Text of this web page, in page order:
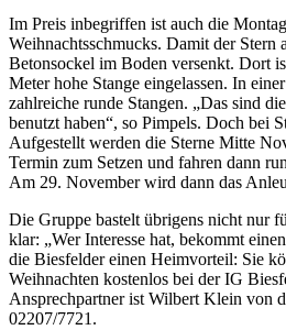
Im Preis inbegriffen ist auch die
Weihnachtsschmucks. Damit der Stern
Betonsockel im Boden versenkt. Dort
Meter hohe Stange eingelassen. In
zahlreiche runde Stangen. „Das sind
benutzt haben“, so Pimpels. Doch bei
Aufgestellt werden die Sterne Mitte
Termin zum Setzen und fahren dann
Am 29. November wird dann das
Die Gruppe bastelt übrigens nicht nur
klar: „Wer Interesse hat, bekommt
die Biesfelder einen Heimvorteil: Sie
Weihnachten kostenlos bei der IG
Ansprechpartner ist Wilbert Klein von
02207/7721.